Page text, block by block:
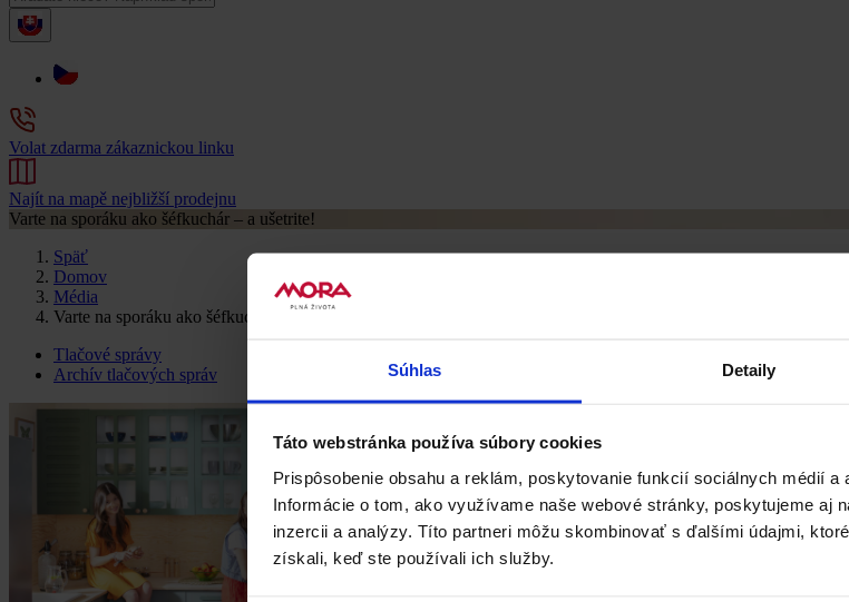
Súhlas Detaily
Táto webstránka používa súbory cookies
Prispôsobenie obsahu a reklám, poskytovanie funkcií sociálnych médií
Informácie o tom, ako využívame naše webové stránky, poskytujeme aj
inzercii a analýzy. Títo partneri môžu skombinovať s ďalšími údajmi,
získali, keď ste používali ich služby.
Volat zdarma zákaznickou linku
Najít na mapě nejbližší prodejnu
Varte na sporáku ako šéfkuchár – a ušetrite!
Späť
Domov
Média
Varte na sporáku ako šéfkuchár – a ušetrite!
Tlačové správy
Archív tlačových správ